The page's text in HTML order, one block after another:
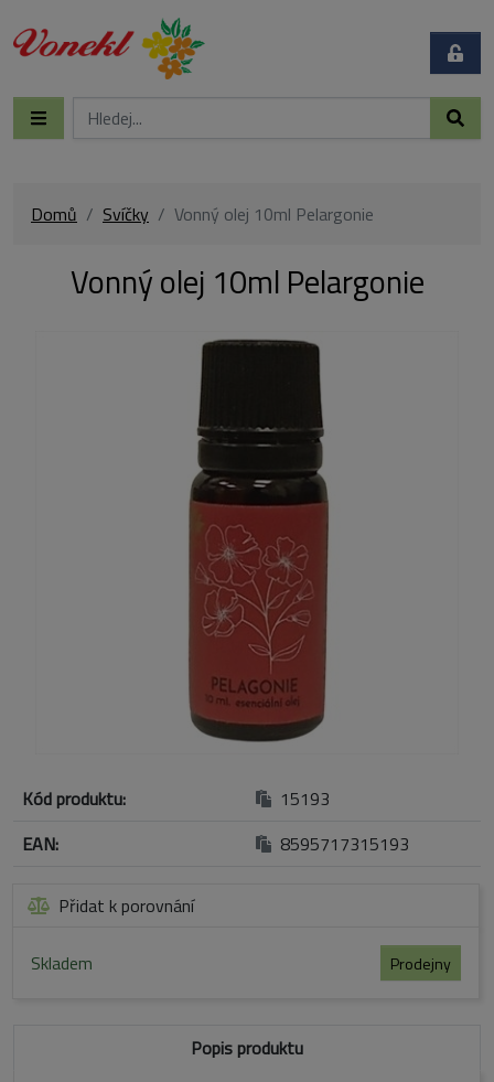
Domů Svíčky Vonný olej 10ml Pelargonie
Vonný olej 10ml Pelargonie
Kód produktu:
15193
EAN:
8595717315193
Přidat k porovnání
Skladem Prodejny
Popis produktu